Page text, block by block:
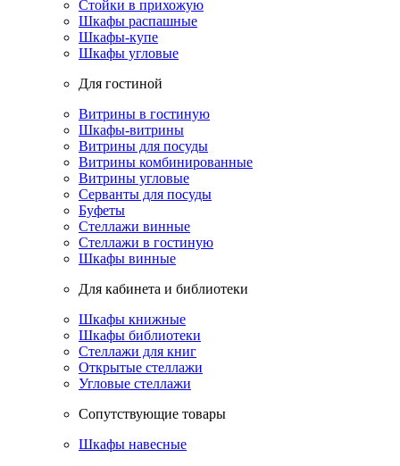
Стойки в прихожую
Шкафы распашные
Шкафы-купе
Шкафы угловые
Для гостиной
Витрины в гостиную
Шкафы-витрины
Витрины для посуды
Витрины комбинированные
Витрины угловые
Серванты для посуды
Буфеты
Стеллажи винные
Стеллажи в гостиную
Шкафы винные
Для кабинета и библиотеки
Шкафы книжные
Шкафы библиотеки
Стеллажи для книг
Открытые стеллажи
Угловые стеллажи
Сопутствующие товары
Шкафы навесные